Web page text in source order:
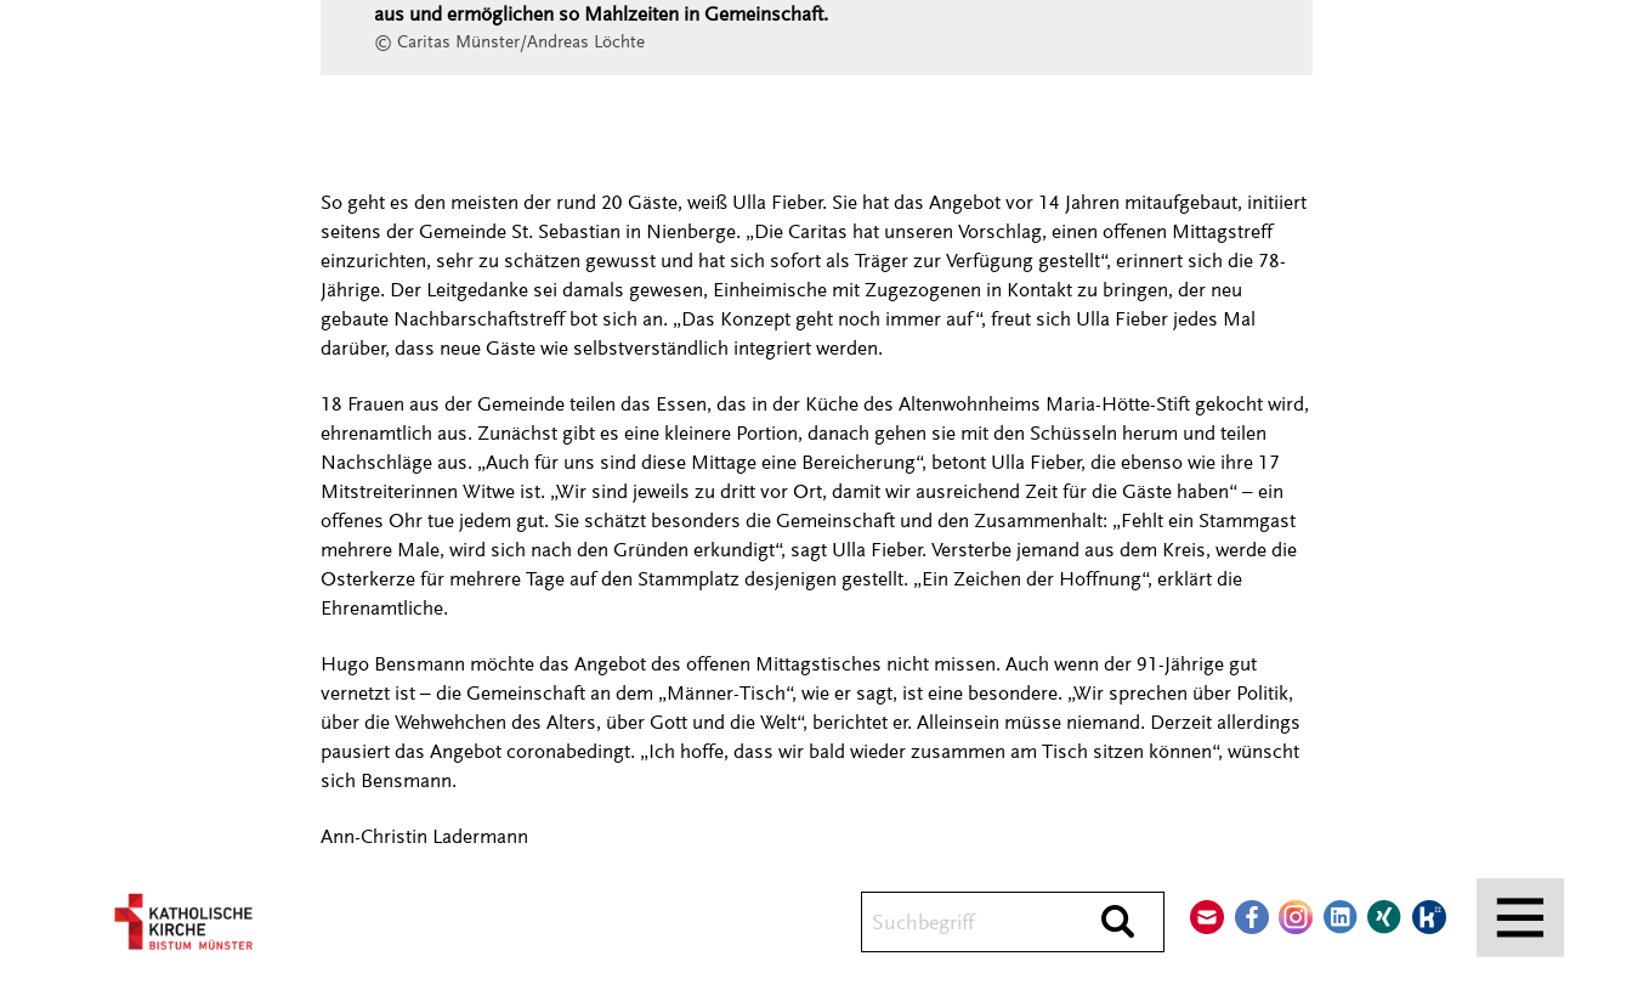
Durchsuchen
aus und ermöglichen so Mahlzeiten in Gemeinschaft.
© Caritas Münster/Andreas Löchte
So geht es den meisten der rund 20 Gäste, weiß Ulla Fieber. Sie hat das Angebot vor 14 Jahren mitaufgebaut, initiiert
seitens der Gemeinde St. Sebastian in Nienberge. „Die Caritas hat unseren Vorschlag, einen offenen Mittagstreff
einzurichten, sehr zu schätzen gewusst und hat sich sofort als Träger zur Verfügung gestellt“, erinnert sich die 78-
Jährige. Der Leitgedanke sei damals gewesen, Einheimische mit Zugezogenen in Kontakt zu bringen, der neu
gebaute Nachbarschaftstreff bot sich an. „Das Konzept geht noch immer auf“, freut sich Ulla Fieber jedes Mal
darüber, dass neue Gäste wie selbstverständlich integriert werden.
18 Frauen aus der Gemeinde teilen das Essen, das in der Küche des Altenwohnheims Maria-Hötte-Stift gekocht wird,
ehrenamtlich aus. Zunächst gibt es eine kleinere Portion, danach gehen sie mit den Schüsseln herum und teilen
Nachschläge aus. „Auch für uns sind diese Mittage eine Bereicherung“, betont Ulla Fieber, die ebenso wie ihre 17
Mitstreiterinnen Witwe ist. „Wir sind jeweils zu dritt vor Ort, damit wir ausreichend Zeit für die Gäste haben“ – ein
offenes Ohr tue jedem gut. Sie schätzt besonders die Gemeinschaft und den Zusammenhalt: „Fehlt ein Stammgast
mehrere Male, wird sich nach den Gründen erkundigt“, sagt Ulla Fieber. Versterbe jemand aus dem Kreis, werde die
Osterkerze für mehrere Tage auf den Stammplatz desjenigen gestellt. „Ein Zeichen der Hoffnung“, erklärt die
Ehrenamtliche.
Hugo Bensmann möchte das Angebot des offenen Mittagstisches nicht missen. Auch wenn der 91-Jährige gut
vernetzt ist – die Gemeinschaft an dem „Männer-Tisch“, wie er sagt, ist eine besondere. „Wir sprechen über Politik,
über die Wehwehchen des Alters, über Gott und die Welt“, berichtet er. Alleinsein müsse niemand. Derzeit allerdings
pausiert das Angebot coronabedingt. „Ich hoffe, dass wir bald wieder zusammen am Tisch sitzen können“, wünscht
sich Bensmann.
Ann-Christin Ladermann